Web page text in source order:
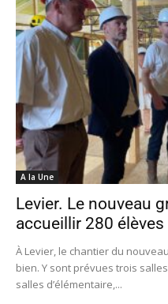
A la Une
Levier. Le nouveau
accueillir 280 élèves
À Levier, le chantier du
bien. Y sont prévues trois
salles d’élémentaire,...